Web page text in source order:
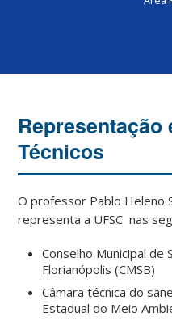
Representação
Técnicos
O professor Pablo Heleno
representa a UFSC nas
Conselho Municipal de
Florianópolis (CMSB)
Câmara técnica do
Estadual do Meio